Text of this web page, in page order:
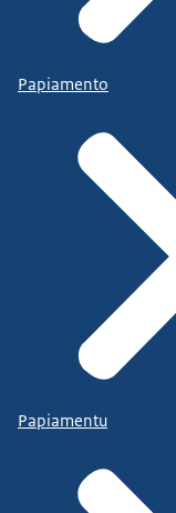
Papiamento
Papiamentu